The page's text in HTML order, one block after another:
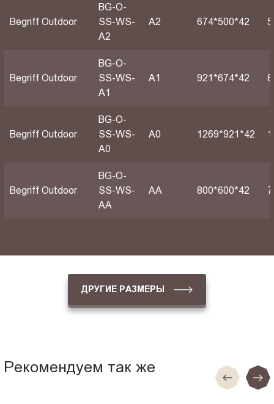
Begriff Outdoor
BG-O-
SS-WS-
A2
A2 674*500*42
Begriff Outdoor
BG-O-
SS-WS-
A1
A1 921*674*42
Begriff Outdoor
BG-O-
SS-WS-
A0
А0 1269*921*42
Begriff Outdoor
BG-O-
SS-WS-
AA
АА 800*600*42
ДРУГИЕ РАЗМЕРЫ
Рекомендуем так же